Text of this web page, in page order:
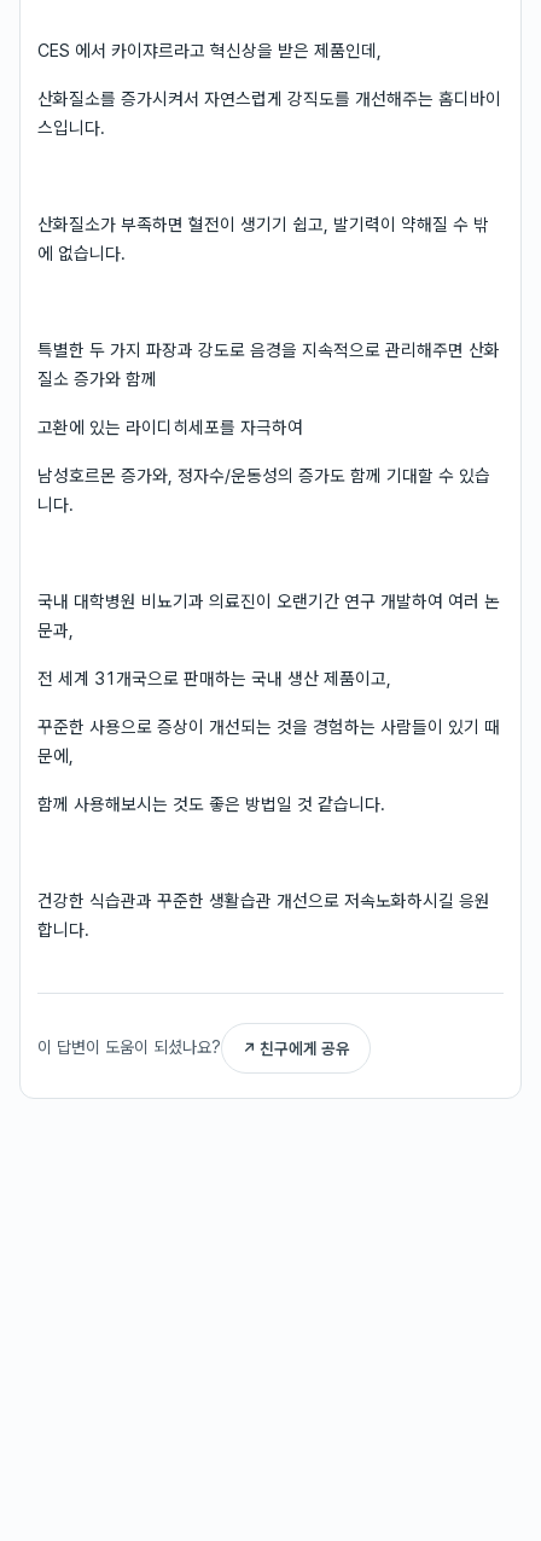
CES 에서 카이쟈르라고 혁신상을 받은 제품인데,
산화질소를 증가시켜서 자연스럽게 강직도를 개선해주는 홈디바이
스입니다.
산화질소가 부족하면 혈전이 생기기 쉽고, 발기력이 약해질 수 밖
에 없습니다.
특별한 두 가지 파장과 강도로 음경을 지속적으로 관리해주면 산화
질소 증가와 함께
고환에 있는 라이디히세포를 자극하여
남성호르몬 증가와, 정자수/운동성의 증가도 함께 기대할 수 있습
니다.
국내 대학병원 비뇨기과 의료진이 오랜기간 연구 개발하여 여러 논
문과,
전 세계 31개국으로 판매하는 국내 생산 제품이고,
꾸준한 사용으로 증상이 개선되는 것을 경험하는 사람들이 있기 때
문에,
함께 사용해보시는 것도 좋은 방법일 것 같습니다.
건강한 식습관과 꾸준한 생활습관 개선으로 저속노화하시길 응원
합니다.
이 답변이 도움이 되셨나요? ↗ 친구에게 공유